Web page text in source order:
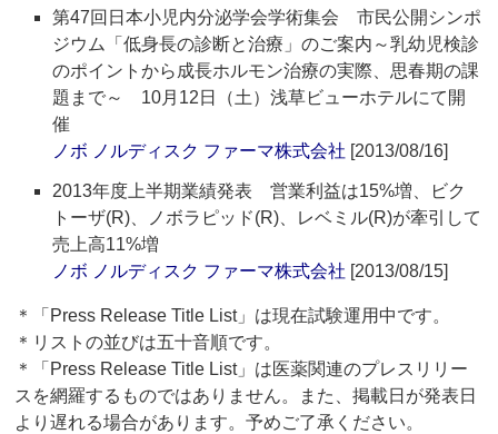
第47回日本小児内分泌学会学術集会 市民公開シンポ
ジウム「低身長の診断と治療」のご案内～乳幼児検診
のポイントから成長ホルモン治療の実際、思春期の課
題まで～ 10月12日（土）浅草ビューホテルにて開
催
ノボ ノルディスク ファーマ株式会社 [2013/08/16]
2013年度上半期業績発表 営業利益は15%増、ビク
トーザ(R)、ノボラピッド(R)、レベミル(R)が牽引して
売上高11%増
ノボ ノルディスク ファーマ株式会社 [2013/08/15]
＊「Press Release Title List」は現在試験運用中です。
＊リストの並びは五十音順です。
＊「Press Release Title List」は医薬関連のプレスリリー
スを網羅するものではありません。また、掲載日が発表日
より遅れる場合があります。予めご了承ください。